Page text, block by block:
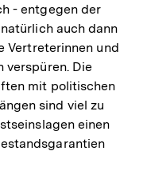
- entgegen der
auch dann
Vertreterinnen und
verspüren. Die
mit politischen
sind viel zu
einen